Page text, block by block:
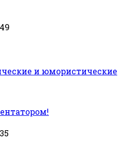
и юмористические